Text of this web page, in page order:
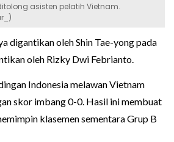
asisten pelatih Vietnam.
digantikan oleh Shin Tae-yong pada
oleh Rizky Dwi Febrianto.
Indonesia melawan Vietnam
skor imbang 0-0. Hasil ini membuat
klasemen sementara Grup B